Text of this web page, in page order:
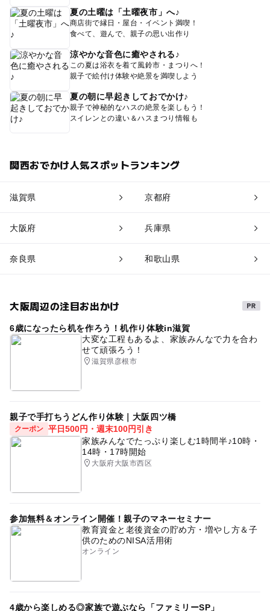
夏の土曜は「土曜夜市」へ♪
商店街で縁日・屋台・イベント満喫！
食べて、遊んで、親子の思い出作り
涼やかな音色に癒やされる♪
この夏は浴衣を着て風鈴市・まつりへ！
親子で絵付け体験や絶景を満喫しよう
夏の朝に早起きしておでかけ♪
親子で神秘的なハスの絶景を楽しもう！
スイレンとの違い＆ハスまつり情報も
関西おでかけ人気スポットランキング
滋賀県 京都府
大阪府 兵庫県
奈良県 和歌山県
大阪周辺の注目お出かけ
6歳になったら机を作ろう！机作り体験in滋賀
大変な工程もあるよ、家族みんなで力を合わ
せて頑張ろう！
滋賀県彦根市
親子で手打ちうどん作り体験｜大阪四ツ橋
クーポン 平日500円・週末100円引き
家族みんなでたっぷり楽しむ1時間半♪10時・
14時・17時開始
大阪府大阪市西区
参加無料＆オンライン開催！親子のマネーセミナー
教育資金と老後資金の貯め方・増やし方＆子
供のためのNISA活用術
オンライン
4歳から楽しめる◎家族で遊ぶなら「ファミリーSP」